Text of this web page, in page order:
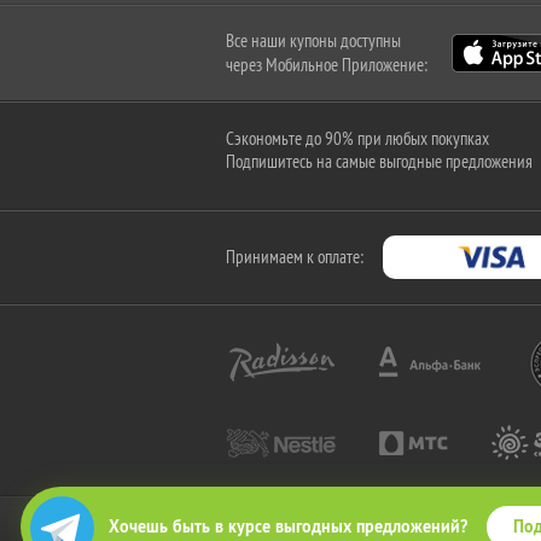
Хочешь быть в курсе выгодных предложений?
Все наши купоны доступны
через Мобильное Приложение:
Сэкономьте до 90% при любых покупках
Подпишитесь на самые выгодные предложения
Принимаем к оплате:
2010-2026 © КупиКупон. Все права защищены.